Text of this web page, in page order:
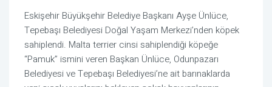
Eskişehir Büyükşehir Belediye Başkanı Ayşe Ünlüce,
Tepebaşı Belediyesi Doğal Yaşam Merkezi’nden köpek
sahiplendi. Malta terrier cinsi sahiplendiği köpeğe
“Pamuk” ismini veren Başkan Ünlüce, Odunpazarı
Belediyesi ve Tepebaşı Belediyesi’ne ait barınaklarda